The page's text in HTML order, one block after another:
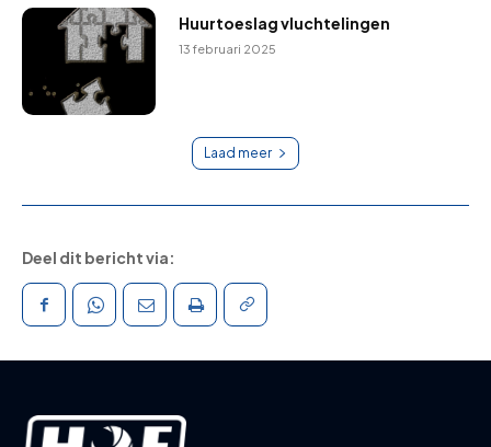
Huurtoeslag vluchtelingen
13 februari 2025
Laad meer
Deel dit bericht via: